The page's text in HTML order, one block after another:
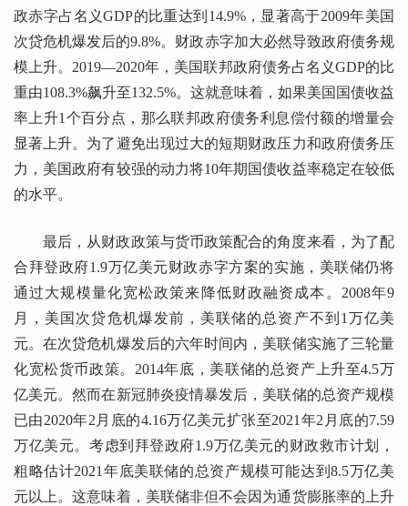
政赤字占名义GDP的比重达到14.9%，显著高于2009年美国
次贷危机爆发后的9.8%。财政赤字加大必然导致政府债务规
模上升。2019—2020年，美国联邦政府债务占名义GDP的比
重由108.3%飙升至132.5%。这就意味着，如果美国国债收益
率上升1个百分点，那么联邦政府债务利息偿付额的增量会
显著上升。为了避免出现过大的短期财政压力和政府债务压
力，美国政府有较强的动力将10年期国债收益率稳定在较低
的水平。
最后，从财政政策与货币政策配合的角度来看，为了配
合拜登政府1.9万亿美元财政赤字方案的实施，美联储仍将
通过大规模量化宽松政策来降低财政融资成本。2008年9
月，美国次贷危机爆发前，美联储的总资产不到1万亿美
元。在次贷危机爆发后的六年时间内，美联储实施了三轮量
化宽松货币政策。2014年底，美联储的总资产上升至4.5万
亿美元。然而在新冠肺炎疫情暴发后，美联储的总资产规模
已由2020年2月底的4.16万亿美元扩张至2021年2月底的7.59
万亿美元。考虑到拜登政府1.9万亿美元的财政救市计划，
粗略估计2021年底美联储的总资产规模可能达到8.5万亿美
元以上。这意味着，美联储非但不会因为通货膨胀率的上升